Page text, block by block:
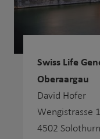
Swiss Life
Oberaargau
David Hofer
Wengistrasse
4502 Solothurn